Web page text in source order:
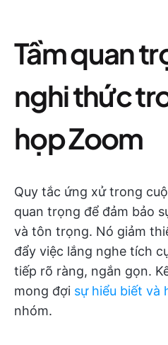
Tầm quan
nghi thức
họp Zoom
Quy tắc ứng xử trong
quan trọng để đảm bảo
và tôn trọng. Nó giảm
đẩy việc lắng nghe tích
tiếp rõ ràng, ngắn gọn.
mong đợi sự hiểu biết và
nhóm.